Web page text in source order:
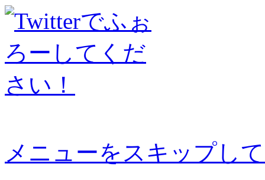
メニューをスキップし